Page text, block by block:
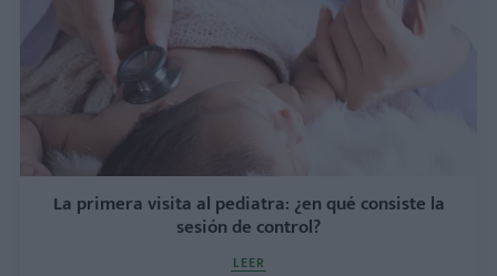
La primera visita al pediatra: ¿en qué consiste la
sesión de control?
LEER